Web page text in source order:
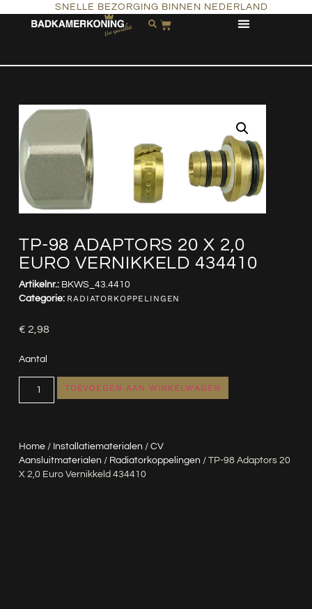
SNELLE BEZORGING BINNEN NEDERLAND
TP-98 ADAPTORS 20 X 2,0
EURO VERNIKKELD 434410
Home/ Installatiematerialen / CV
Aansluitmaterialen / Radiatorkoppelingen / TP-98 Adaptors 20
X 2,0 Euro Vernikkeld 434410
Artikelnr.: BKWS_43.4410
Categorie: RADIATORKOPPELINGEN
€ 2,98
Aantal
TOEVOEGEN AAN WINKELWAGEN